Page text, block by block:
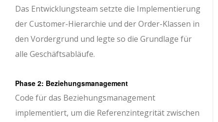
Das Entwicklungsteam setzte die Implementierung
der Customer-Hierarchie und der Order-Klassen in
den Vordergrund und legte so die Grundlage für
alle Geschäftsabläufe.
Phase 2: Beziehungsmanagement
Code für das Beziehungsmanagement
implementiert, um die Referenzintegrität zwischen